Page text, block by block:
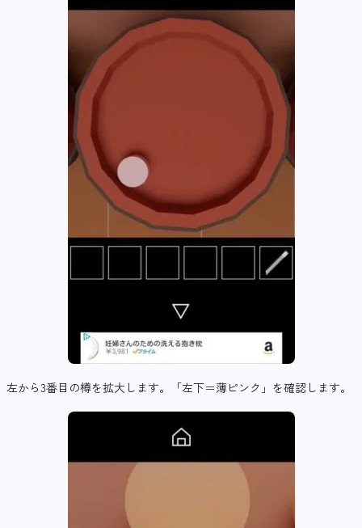
左から3番目の樽を拡大します。「左下＝薄ピンク」を確認します。